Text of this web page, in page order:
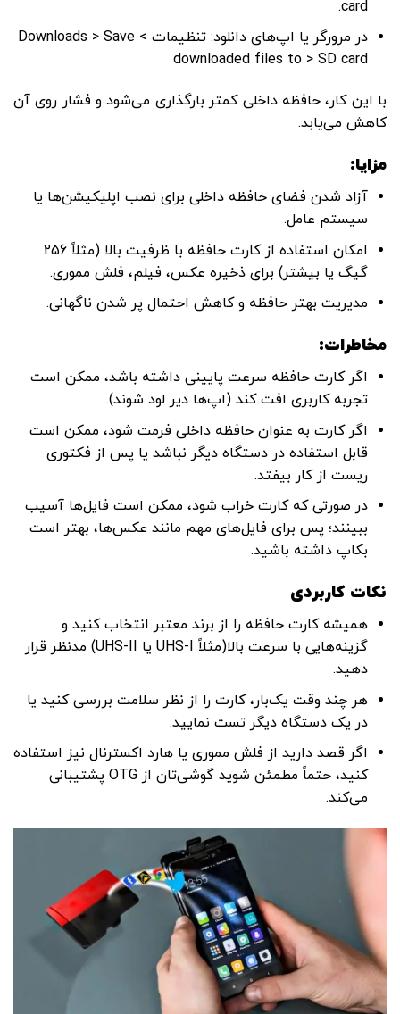
card.
در مرورگر یا اپ‌های دانلود: تنظیمات > Downloads > Save
downloaded files to > SD card
با این کار، حافظه داخلی کمتر بارگذاری می‌شود و فشار روی آن
کاهش می‌یابد.
مزایا:
آزاد شدن فضای حافظه داخلی برای نصب اپلیکیشن‌ها یا
سیستم عامل.
امکان استفاده از کارت حافظه با ظرفیت بالا (مثلاً 256
گیگ یا بیشتر) برای ذخیره عکس‌، فیلم، فلش مموری.
مدیریت بهتر حافظه و کاهش احتمال پر شدن ناگهانی.
مخاطرات:
اگر کارت حافظه سرعت پایینی داشته باشد، ممکن است
تجربه کاربری افت کند (اپ‌ها دیر لود شوند).
اگر کارت به عنوان حافظه داخلی فرمت شود، ممکن است
قابل استفاده در دستگاه دیگر نباشد یا پس از فکتوری
ریست از کار بیفتد.
در صورتی که کارت خراب شود، ممکن است فایل‌ها آسیب
ببینند؛ پس برای فایل‌های مهم مانند عکس‌ها، بهتر است
بکاپ داشته باشید.
نکات کاربردی
همیشه کارت حافظه را از برند معتبر انتخاب کنید و
گزینه‌هایی با سرعت بالا(مثلاً UHS-I یا UHS-II) مدنظر قرار
دهید.
هر چند وقت یک‌بار، کارت را از نظر سلامت بررسی کنید یا
در یک دستگاه دیگر تست نمایید.
اگر قصد دارید از فلش مموری یا هارد اکسترنال نیز استفاده
کنید، حتماً مطمئن شوید گوشی‌تان از OTG پشتیبانی
می‌کند.